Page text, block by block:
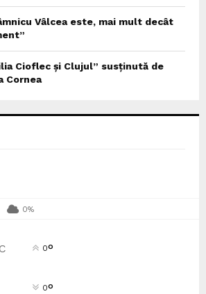
Vâlcea este, mai mult decât
Cioflec și Clujul” susținută de
Cornea
0%
0°
0°